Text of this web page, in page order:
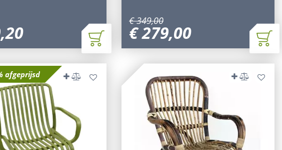
,20
€ 349,00
€279,00
afgeprijsd